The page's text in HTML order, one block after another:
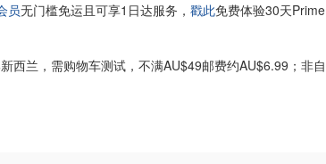
员无门槛免运且可享1日达服务， 戳此免费体验30天Prime
西兰，需购物车测试，不满AU$49邮费约AU$6.99；非自